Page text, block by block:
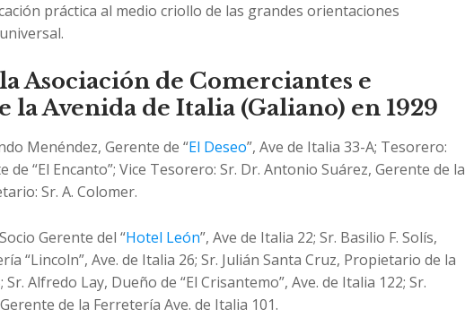
práctica al medio criollo de las grandes orientaciones
Asociación de Comerciantes e
la Avenida de Italia (Galiano) en 1929
Menéndez, Gerente de “El Deseo”, Ave de Italia 33-A; Tesorero:
de “El Encanto”; Vice Tesorero: Sr. Dr. Antonio Suárez, Gerente de la
Sr. A. Colomer.
Gerente del “Hotel León”, Ave de Italia 22; Sr. Basilio F. Solís,
“Lincoln”, Ave. de Italia 26; Sr. Julián Santa Cruz, Propietario de la
Alfredo Lay, Dueño de “El Crisantemo”, Ave. de Italia 122; Sr.
de la Ferretería Ave. de Italia 101.